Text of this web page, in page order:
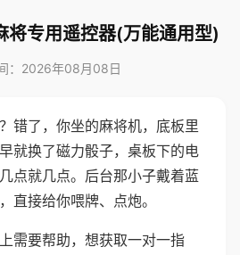
将专用遥控器(万能通用型)
：2026年08月08日
错了，你坐的麻将机，底板里
就换了磁力骰子，桌板下的电
点就几点。后台那小子戴着蓝
直接给你喂牌、点炮。
需要帮助，想获取一对一指